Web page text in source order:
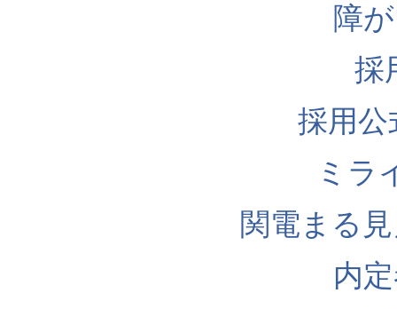
障
採
採用公
ミラ
関電まる
内